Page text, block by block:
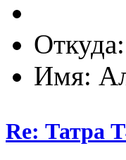
Имя:
Re: Татра